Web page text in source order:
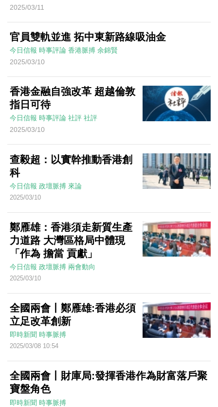
2025/03/11
官員雙軌並進 拓中東新路線吸油金
今日信報 時事評論 香港脈搏 余錦賢
2025/03/10
香港金融自強改革 超越倫敦
指日可待
今日信報 時事評論 社評 社評
2025/03/10
查毅超：以實幹推動香港創
科
今日信報 政壇脈搏 來論
2025/03/10
鄭雁雄：香港須走新質生產
力道路 大灣區格局中體現
「作為 擔當 貢獻」
今日信報 政壇脈搏 兩會動向
2025/03/10
全國兩會丨鄭雁雄:香港必須
立足改革創新
即時新聞 時事脈搏
2025/03/08 10:54
全國兩會丨財庫局:發揮香港作為財富落戶聚
寶盤角色
即時新聞 時事脈搏